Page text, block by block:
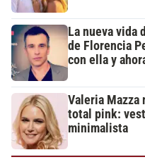
La nueva vida
de Florencia
con ella y
Valeria Mazza
total pink:
minimalista